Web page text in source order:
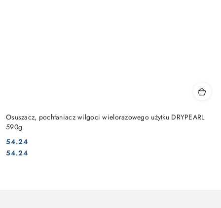
Osuszacz, pochłaniacz wilgoci wielorazowego użytku DRYPEARL
590g
Cena:
54.24
Cena:
54.24